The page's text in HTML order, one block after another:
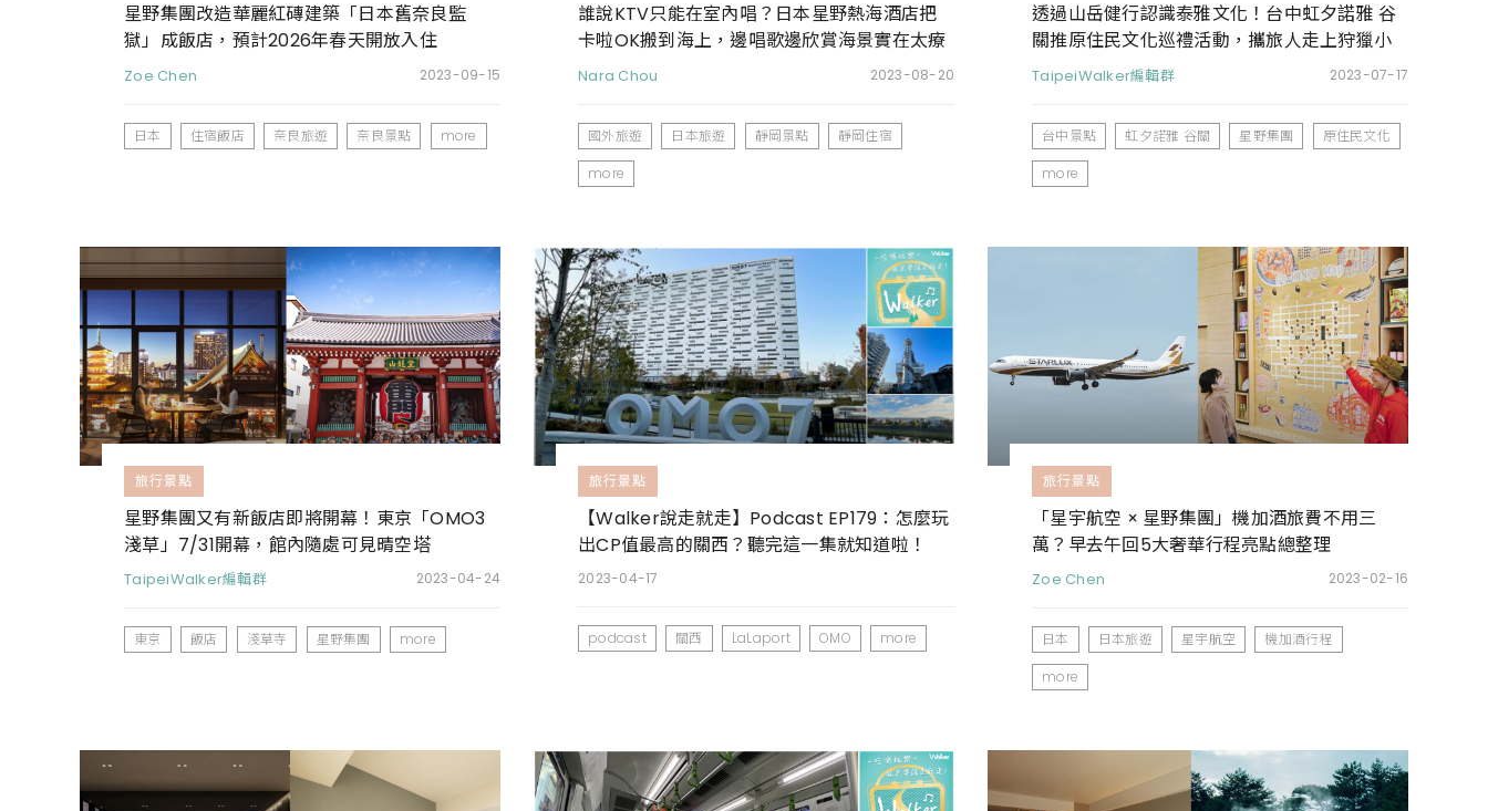
星野集團改造華麗紅磚建築「日本舊奈良監
獄」成飯店，預計2026年春天開放入住
Zoe Chen 2023-09-15
日本 住宿飯店 奈良旅遊 奈良景點 more
誰說KTV只能在室內唱？日本星野熱海酒店把
卡啦OK搬到海上，邊唱歌邊欣賞海景實在太療
癒
Nara Chou 2023-08-20
國外旅遊 日本旅遊 靜岡景點
靜岡住宿
more
透過山岳健行認識泰雅文化！台中虹夕諾雅 谷
關推原住民文化巡禮活動，攜旅人走上狩獵小
徑
TaipeiWalker編輯群 2023-07-17
台中景點 虹夕諾雅 谷關 星野集團
原住民文化
more
旅行景點
星野集團又有新飯店即將開幕！東京「OMO3
淺草」7/31開幕，館內隨處可見晴空塔
TaipeiWalker編輯群 2023-04-24
東京 飯店 淺草寺 星野集團 more
旅行景點
【Walker說走就走】Podcast EP179：怎麼玩
出CP值最高的關西？聽完這一集就知道啦！
2023-04-17
podcast 關西 LaLaport OMO more
旅行景點
「星宇航空 × 星野集團」機加酒旅費不用三
萬？早去午回5大奢華行程亮點總整理
Zoe Chen 2023-02-16
日本 日本旅遊 星宇航空
機加酒行程
more